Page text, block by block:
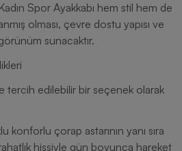
Spor Ayakkabı hem stil hem de
olması, çevre dostu yapısı ve
sunacaktır.
tercih edilebilir bir seçenek olarak
çorap astarının yanı sıra
hissiyle gün boyunca hareket